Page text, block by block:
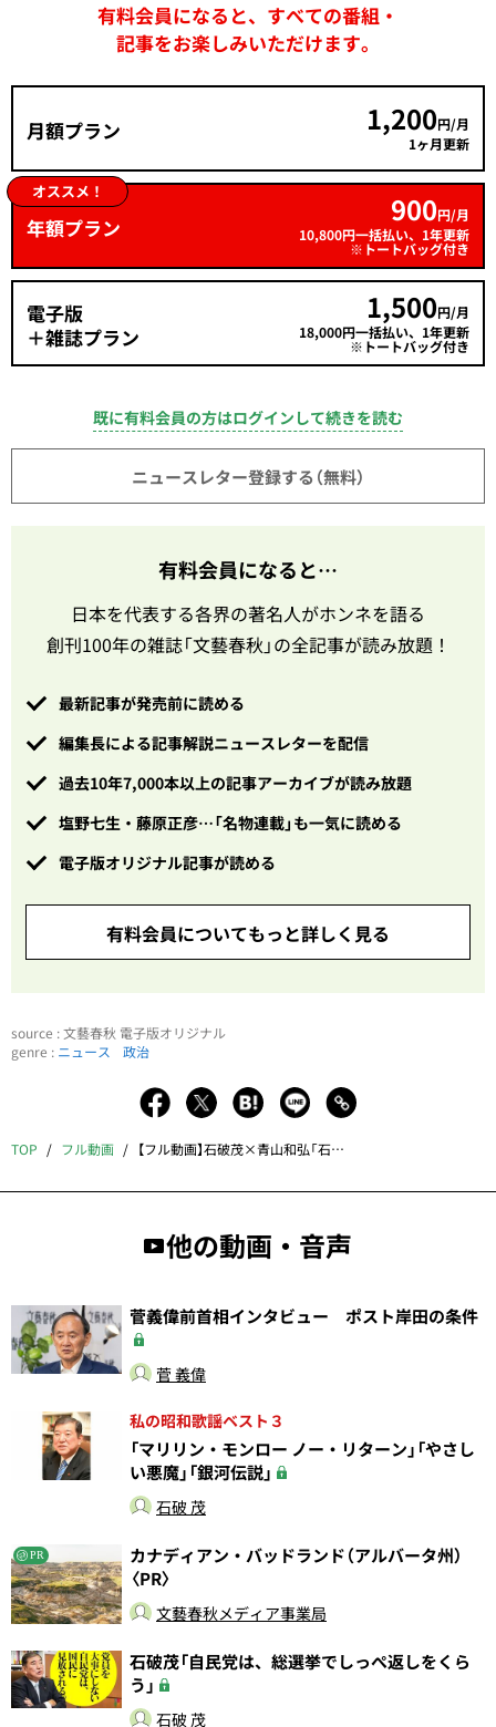
有料会員になると、すべての番組・
記事をお楽しみいただけます。
月額プラン 1,200円/月
1ヶ月更新
オススメ！
年額プラン 900円/月
10,800円一括払い、1年更新
※トートバッグ付き
電子版
＋雑誌プラン
1,500円/月
18,000円一括払い、1年更新
※トートバッグ付き
既に有料会員の方はログインして続きを読む
ニュースレター登録する（無料）
有料会員になると…
日本を代表する各界の著名人がホンネを語る
創刊100年の雑誌「文藝春秋」の全記事が読み放題！
最新記事が発売前に読める
編集長による記事解説ニュースレターを配信
過去10年7,000本以上の記事アーカイブが読み放題
塩野七生・藤原正彦…「名物連載」も一気に読める
電子版オリジナル記事が読める
有料会員についてもっと詳しく見る
source : 文藝春秋 電子版オリジナル
genre : ニュース 政治
TOP フル動画 【フル動画】石破茂×青山和弘「石破茂が激白！『総裁選への覚悟と岸田総理への提言』青山和弘の永田町未来café」
他の動画・音声
菅義偉前首相インタビュー ポスト岸田の条件
菅 義偉
私の昭和歌謡ベスト３
「マリリン・モンロー ノー・リターン」「やさし
い悪魔」「銀河伝説」
石破 茂
PR
カナディアン・バッドランド（アルバータ州）
〈PR〉
文藝春秋メディア事業局
石破茂「自民党は、総選挙でしっぺ返しをくら
う」
石破 茂